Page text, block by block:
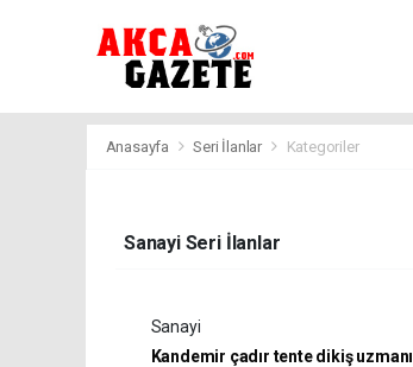
Anasayfa Seri İlanlar Kategoriler
Sanayi Seri İlanlar
Sanayi
Kandemir çadır tente dikiş uzmanı